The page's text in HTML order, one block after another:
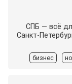
СПБ — всё
Санкт-
бизнес